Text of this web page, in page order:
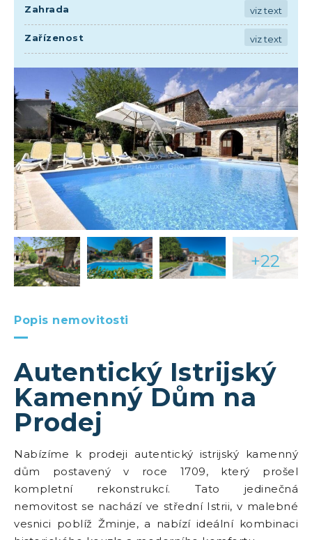
+22
Popis nemovitosti
Autentický Istrijský
Kamenný Dům na
Prodej
Nabízíme k prodeji autentický istrijský kamenný
dům postavený v roce 1709, který prošel
kompletní rekonstrukcí. Tato jedinečná
nemovitost se nachází ve střední Istrii, v malebné
vesnici poblíž Žminje, a nabízí ideální kombinaci
Zahrada viz text
Zařízenost viz text